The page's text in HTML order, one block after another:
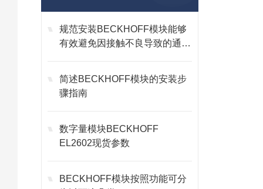
规范安装BECKHOFF模块能够
有效避免因接触不良导致的通讯
简述BECKHOFF模块的安装步
骤指南
数字量模块BECKHOFF
EL2602现货参数
BECKHOFF模块按照功能可分